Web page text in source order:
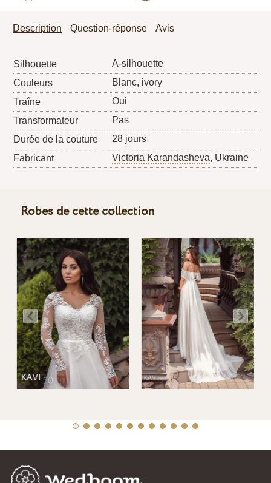
Description Question-réponse Avis
Silhouette
A-silhouette
Couleurs
Blanc, ivory
Traîne
Oui
Transformateur
Pas
Durée de la couture
28 jours
Fabricant
Victoria Karandasheva, Ukraine
Robes de cette collection